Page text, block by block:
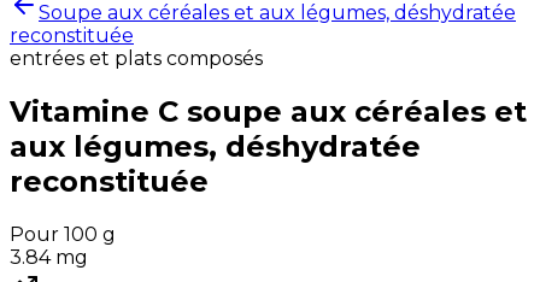
Soupe aux céréales et aux légumes, déshydratée
reconstituée
entrées et plats composés
Vitamine C soupe aux céréales et
aux légumes, déshydratée
reconstituée
Pour 100 g
3.84 mg